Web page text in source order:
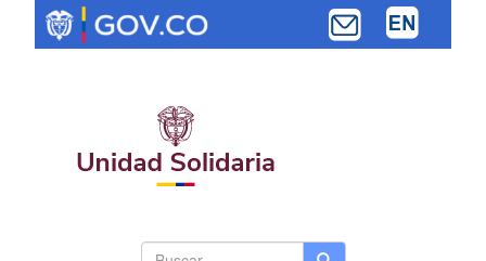
contenido
Buscar